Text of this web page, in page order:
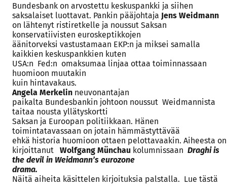
Bundesbank on arvostettu keskuspankki ja siihen
saksalaiset luottavat. Pankin pääjohtaja Jens Weidmann
on lähtenyt ristiretkelle ja noussut Saksan
konservatiivisten euroskeptikkojen
äänitorveksi vastustamaan EKP:n ja miksei samalla
kaikkien keskuspankkien kuten
USA:n Fed:n omaksumaa linjaa ottaa toiminnassaan
huomioon muutakin
kuin hintavakaus.
Angela Merkelin neuvonantajan
paikalta Bundesbankin johtoon noussut Weidmannista
taitaa nousta yllätyskortti
Saksan ja Euroopan politiikkaan. Hänen
toimintatavassaan on jotain hämmästyttävää
ehkä historia huomioon ottaen pelottavaakin. Aiheesta on
kirjoittanut
Wolfgang Münchau kolumnissaan Draghi is
the devil in Weidmann’s eurozone
drama.
Näitä aiheita käsittelen kirjoituksia palstalla. Lue tästä